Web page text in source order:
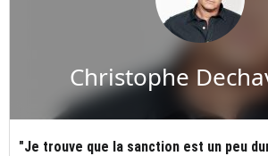
Christophe
"Je trouve que la sanction est un peu